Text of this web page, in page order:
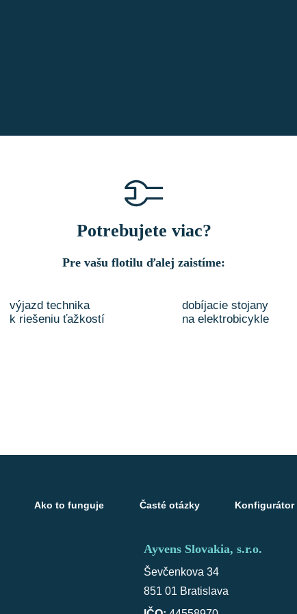
Potrebujete viac?
Pre vašu flotilu ďalej zaistíme:
výjazd technika
k riešeniu ťažkostí
dobíjacie stojany
na elektrobicykle
Ako to funguje Časté otázky Konfigurátor
Ayvens Slovakia, s.r.o.
Ševčenkova 34
851 01 Bratislava